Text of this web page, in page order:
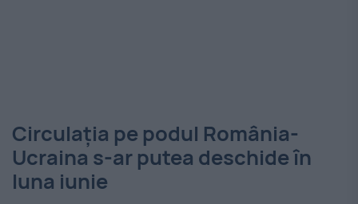
Circulația pe podul România-
Ucraina s-ar putea deschide în
luna iunie